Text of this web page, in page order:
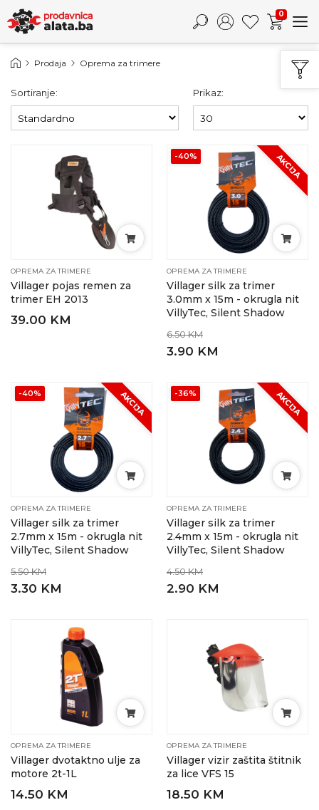
0
Prodaja Oprema za trimere
Sortiranje: Prikaz:
OPREMA ZA TRIMERE
Villager pojas remen za
trimer EH 2013
39.00 KM
-40% AKCIJA
OPREMA ZA TRIMERE
Villager silk za trimer
3.0mm x 15m - okrugla nit
VillyTec, Silent Shadow
6.50 KM
3.90 KM
-40% AKCIJA
OPREMA ZA TRIMERE
Villager silk za trimer
2.7mm x 15m - okrugla nit
VillyTec, Silent Shadow
5.50 KM
3.30 KM
-36% AKCIJA
OPREMA ZA TRIMERE
Villager silk za trimer
2.4mm x 15m - okrugla nit
VillyTec, Silent Shadow
4.50 KM
2.90 KM
OPREMA ZA TRIMERE
Villager dvotaktno ulje za
motore 2t-1L
14.50 KM
OPREMA ZA TRIMERE
Villager vizir zaštita štitnik
za lice VFS 15
18.50 KM